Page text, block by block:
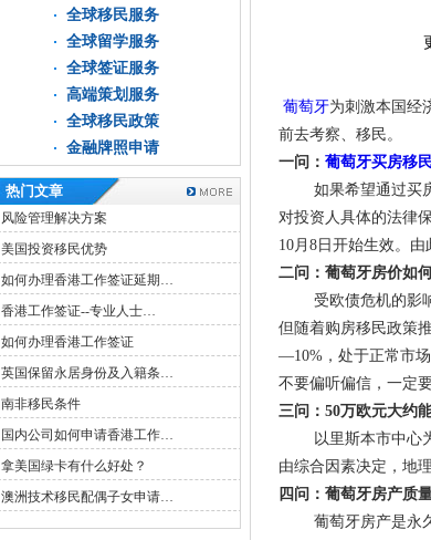
全球移民服务
全球留学服务
全球签证服务
高端策划服务
全球移民政策
金融牌照申请
热门文章
风险管理解决方案
美国投资移民优势
如何办理香港工作签证延期…
香港工作签证--专业人士…
如何办理香港工作签证
英国保留永居身份及入籍条…
南非移民条件
国内公司如何申请香港工作…
拿美国绿卡有什么好处？
澳洲技术移民配偶子女申请…
葡萄牙为刺激本国经
前去考察、移民。
一问： 葡萄牙买房移
如果希望通过买房
对投资人具体的法律
10月8日开始生效。
二问：葡萄牙房价如
受欧债危机的影响
但随着购房移民政策
—10%，处于正常市
不要偏听偏信，一定
三问：50万欧元大约
以里斯本市中心为
由综合因素决定，地
四问：葡萄牙房产质
葡萄牙房产是永久